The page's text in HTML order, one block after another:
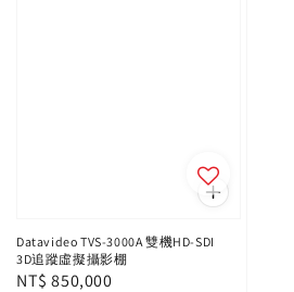
Datavideo TVS-3000A 雙機HD-SDI
3D追蹤虛擬攝影棚
Regular
NT$ 850,000